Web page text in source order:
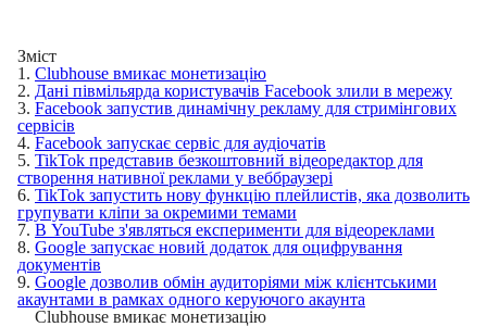
Зміст
1. ​​Clubhouse вмикає монетизацію
2. ​​Дані півмільярда користувачів Facebook злили в мережу
3. Facebook запустив динамічну рекламу для стримінгових
сервісів
4. ​​Facebook запускає сервіс для аудіочатів
5. TikTok представив безкоштовний відеоредактор для
створення нативної реклами у веббраузері
6. TikTok запустить нову функцію плейлистів, яка дозволить
групувати кліпи за окремими темами
7. В YouTube з'являться експерименти для відеореклами
8. ​​Google запуcкає новий додаток для оцифрування
документів
9. Google дозволив обмін аудиторіями між клієнтськими
акаунтами в рамках одного керуючого акаунта
​​Clubhouse вмикає монетизацію